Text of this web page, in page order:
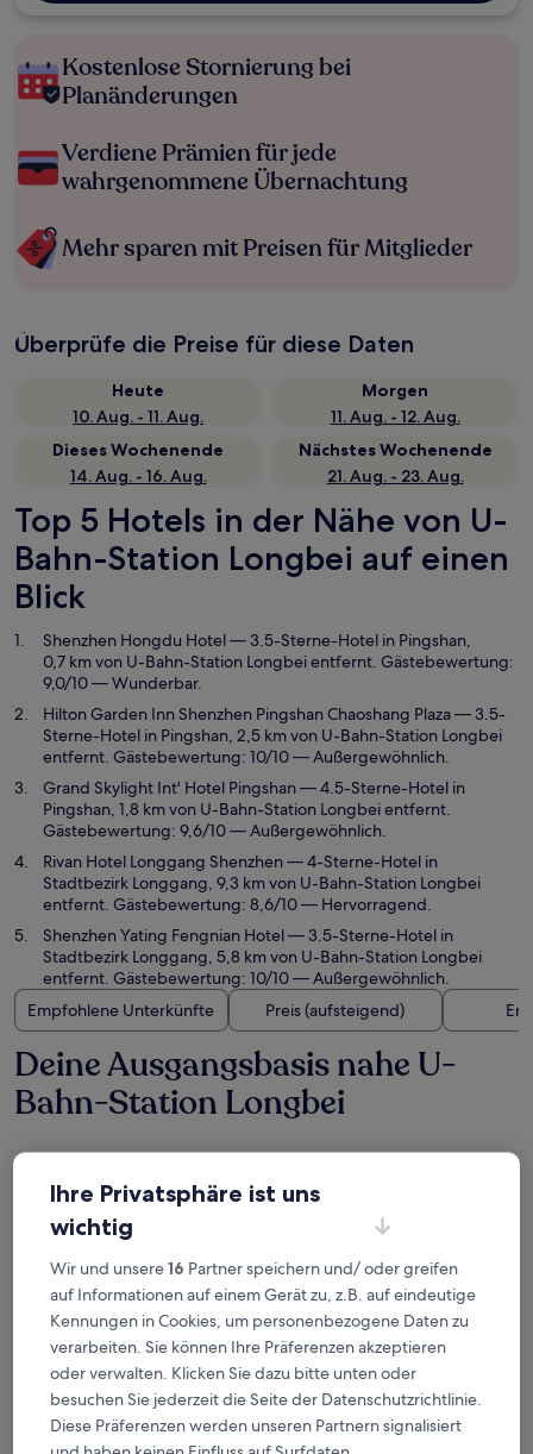
Kostenlose Stornierung bei
Planänderungen
Verdiene Prämien für jede
wahrgenommene Übernachtung
Mehr sparen mit Preisen für Mitglieder
Überprüfe die Preise für diese Daten
Heute
10. Aug. - 11. Aug.
Morgen
11. Aug. - 12. Aug.
Dieses Wochenende
14. Aug. - 16. Aug.
Nächstes Wochenende
21. Aug. - 23. Aug.
Top 5 Hotels in der Nähe von U-
Bahn-Station Longbei auf einen
Blick
Shenzhen Hongdu Hotel— 3.5-Sterne-Hotel in Pingshan,
0,7 km von U-Bahn-Station Longbei entfernt. Gästebewertung:
9,0/10 — Wunderbar.
Hilton Garden Inn Shenzhen Pingshan Chaoshang Plaza— 3.5-
Sterne-Hotel in Pingshan, 2,5 km von U-Bahn-Station Longbei
entfernt. Gästebewertung: 10/10 — Außergewöhnlich.
Grand Skylight Int' Hotel Pingshan— 4.5-Sterne-Hotel in
Pingshan, 1,8 km von U-Bahn-Station Longbei entfernt.
Gästebewertung: 9,6/10 — Außergewöhnlich.
Rivan Hotel Longgang Shenzhen— 4-Sterne-Hotel in
Stadtbezirk Longgang, 9,3 km von U-Bahn-Station Longbei
entfernt. Gästebewertung: 8,6/10 — Hervorragend.
Shenzhen Yating Fengnian Hotel— 3.5-Sterne-Hotel in
Stadtbezirk Longgang, 5,8 km von U-Bahn-Station Longbei
entfernt. Gästebewertung: 10/10 — Außergewöhnlich.
Empfohlene Unterkünfte
Preis (aufsteigend)
Deine Ausgangsbasis nahe U-
Bahn-Station Longbei
Shenzhen Hongdu Hotel
Ihre Privatsphäre ist uns
wichtig
Wir und unsere16 Partner speichern und/ oder greifen
auf Informationen auf einem Gerät zu, z.B. auf eindeutige
Kennungen in Cookies, um personenbezogene Daten zu
verarbeiten. Sie können Ihre Präferenzen akzeptieren
oder verwalten. Klicken Sie dazu bitte unten oder
besuchen Sie jederzeit die Seite der Datenschutzrichtlinie.
Diese Präferenzen werden unseren Partnern signalisiert